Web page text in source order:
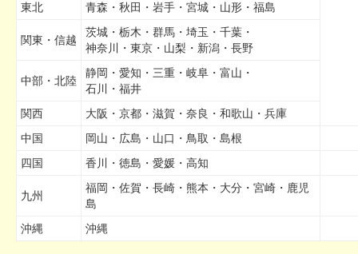
東北
青森・秋田・岩手・宮城・山形・福島
関東・信越
茨城・栃木・群馬・埼玉・千葉・
神奈川・東京・山梨・新潟・長野
中部・北陸
静岡・愛知・三重・岐阜・富山・
石川・福井
関西
大阪・京都・滋賀・奈良・和歌山・兵庫
中国
岡山・広島・山口・鳥取・島根
四国
香川・徳島・愛媛・高知
九州
福岡・佐賀・長崎・熊本・大分・宮崎・鹿児
島
沖縄
沖縄